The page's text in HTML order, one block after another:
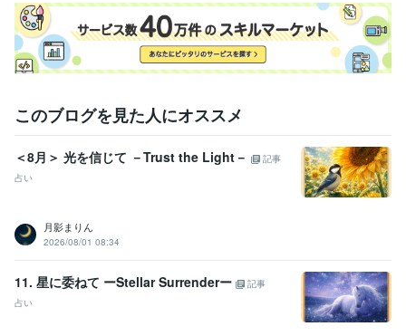
このブログを見た人にオススメ
＜8月＞ 光を信じて －Trust the Light－
記事
占い
月影まりん
2026/08/01 08:34
11. 星に委ねて ーStellar Surrenderー
記事
占い